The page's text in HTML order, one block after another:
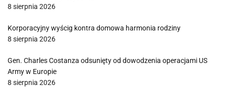
8 sierpnia 2026
Korporacyjny wyścig kontra domowa harmonia rodziny
8 sierpnia 2026
Gen. Charles Costanza odsunięty od dowodzenia operacjami US
Army w Europie
8 sierpnia 2026